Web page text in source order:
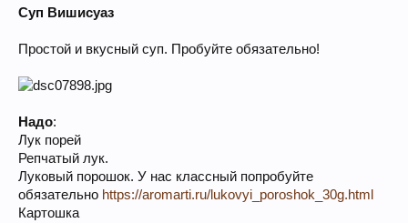
Суп Вишисуаз
Простой и вкусный суп. Пробуйте обязательно!
Надо:
Лук порей
Репчатый лук.
Луковый порошок. У нас классный попробуйте
обязательно https://aromarti.ru/lukovyi_poroshok_30g.html
Картошка